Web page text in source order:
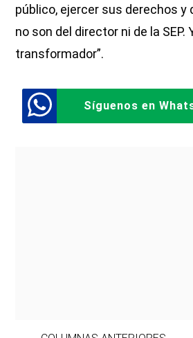
público, ejercer sus derechos y
no son del director ni de la SEP.
transformador”.
Síguenos en